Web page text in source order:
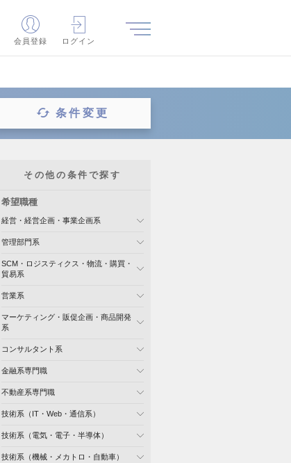
会員登録 ログイン
条件変更
その他の条件で探す
希望職種
経営・経営企画・事業企画系
管理部門系
SCM・ロジスティクス・物流・購買・
貿易系
営業系
マーケティング・販促企画・商品開発
系
コンサルタント系
金融系専門職
不動産系専門職
技術系（IT・Web・通信系）
技術系（電気・電子・半導体）
技術系（機械・メカトロ・自動車）